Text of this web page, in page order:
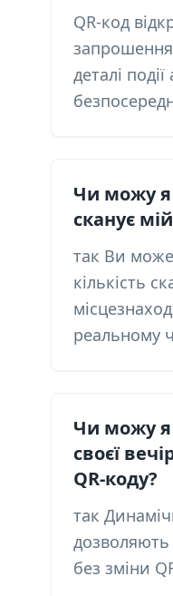
QR-код
деталі
Чи можу я
сканує
так Ви
кількість
реальному
Чи можу я
своєї
QR-коду?
так
без зміни